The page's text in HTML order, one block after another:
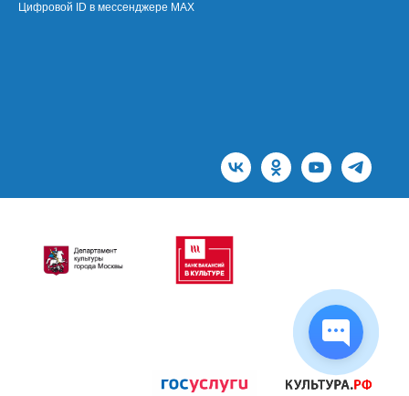
Цифровой ID в мессенджере MAX